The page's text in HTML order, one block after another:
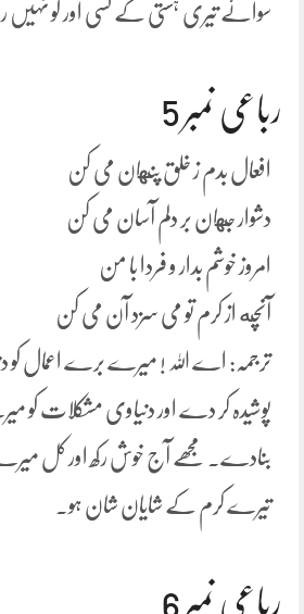
سوائے تیری ہستی کے کسی اور کو نہیں
رباعی نمبر 5
افعال بدم ز خلق پنهان می کن
دشوار جهان بر دلم آسان می کن
امروز خوشم بدار و فردا با من
آنچه از کرم تو می سزد آن می کن
ترجمہ: اے اللہ ! میرے برے اعمال کو
پوشیدہ کر دے اور دنیاوی مشکلات کو
بنادے۔ مجھے آج خوش رکھ اور کل میرے
تیرے کرم کے شایان شان ہو۔
رباعی نمبر 6